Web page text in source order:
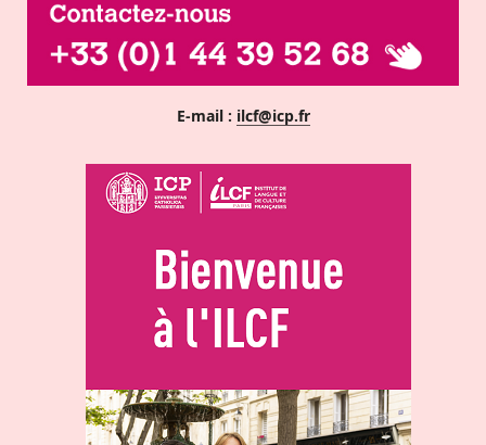
E-mail : ilcf@icp.fr